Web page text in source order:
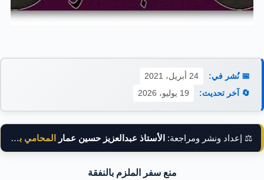
📅 نُشر في:
24 أبريل، 2021
🔄 آخر تحديث:
19 يوليو، 2026
⚖️ إعداد ونشر ومراجعة: الأستاذ عبدالعزيز حسين عمار المحامي بالنقض
منع سفر الملزم بالنفقة